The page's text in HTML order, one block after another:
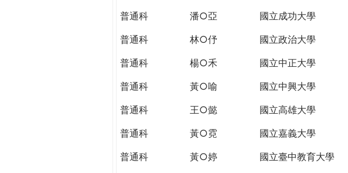
r
e
普通科
潘○亞 國立成功大學
普通科
林○伃 國立政治大學
普通科
楊○禾 國立中正大學
普通科
黃○喻 國立中興大學
普通科
王○懿 國立高雄大學
普通科
黃○霓 國立嘉義大學
普通科
黃○婷 國立臺中教育大學